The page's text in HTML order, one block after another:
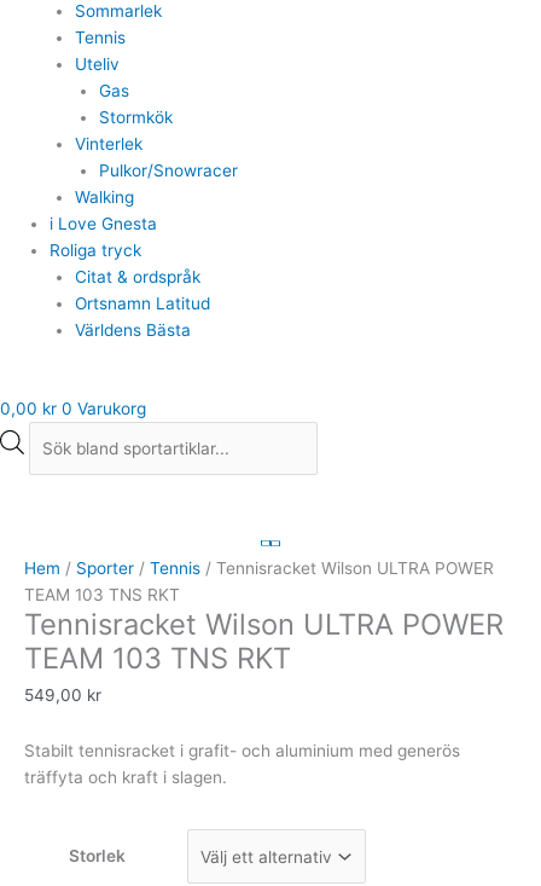
Sommarlek
Tennis
Uteliv
Gas
Stormkök
Vinterlek
Pulkor/Snowracer
Walking
i Love Gnesta
Roliga tryck
Citat & ordspråk
Ortsnamn Latitud
Världens Bästa
0,00 kr 0 Varukorg
Hem / Sporter / Tennis / Tennisracket Wilson ULTRA POWER
TEAM 103 TNS RKT
Tennisracket Wilson ULTRA POWER
TEAM 103 TNS RKT
549,00 kr
Stabilt tennisracket i grafit- och aluminium med generös
träffyta och kraft i slagen.
Storlek
ULTRA
POWER
TEAM
103
TNS
RKT